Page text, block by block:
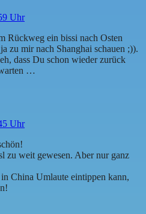
Uhr
Rückweg ein bissi nach Osten
zu mir nach Shanghai schauen ;)).
dass Du schon wieder zurück
…
Uhr
zu weit gewesen. Aber nur ganz
China Umlaute eintippen kann,